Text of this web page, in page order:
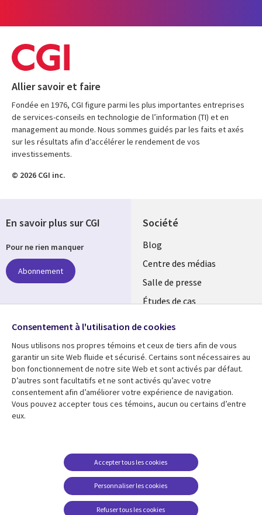
Allier savoir et faire
Fondée en 1976, CGI figure parmi les plus importantes entreprises
de services-conseils en technologie de l’information (TI) et en
management au monde. Nous sommes guidés par les faits et axés
sur les résultats afin d’accélérer le rendement de vos
investissements.
© 2026 CGI inc.
Société
Useful
links
LUXEMBOURG
Blog
Centre des médias
Salle de presse
Études de cas
Ressources
Library
SECTIONS
Articles
Études de cas
Support
FR
Confidentialité
Accessibilité
Données personnelles
Centre de gestion des
En savoir plus sur CGI
Pour ne rien manquer
Abonnement
Suivez-nous
Social
Media
LUXEMBOURG
Consentement à l'utilisation de cookies
Nous utilisons nos propres témoins et ceux de tiers afin de vous
garantir un site Web fluide et sécurisé. Certains sont nécessaires au
bon fonctionnement de notre site Web et sont activés par défaut.
D’autres sont facultatifs et ne sont activés qu’avec votre
consentement afin d’améliorer votre expérience de navigation.
Vous pouvez accepter tous ces témoins, aucun ou certains d’entre
eux.
Personnaliser les cookies
Accepter tous les cookies
Refuser tous les cookies